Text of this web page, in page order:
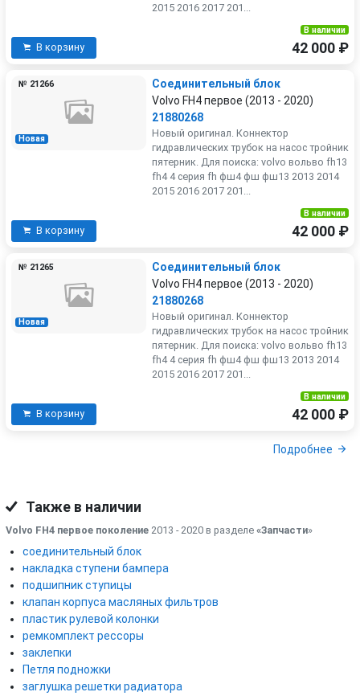
2015 2016 2017 201...
В корзину
В наличии
42 000 ₽
Новая
№ 21266
Соединительный блок
Volvo FH4 первое (2013 - 2020)
21880268
Новый оригинал. Коннектор
гидравлических трубок на насос тройник
пятерник. Для поиска: volvo вольво fh13
fh4 4 серия fh фш4 фш фш13 2013 2014
2015 2016 2017 201...
В корзину
В наличии
42 000 ₽
Новая
№ 21265
Соединительный блок
Volvo FH4 первое (2013 - 2020)
21880268
Новый оригинал. Коннектор
гидравлических трубок на насос тройник
пятерник. Для поиска: volvo вольво fh13
fh4 4 серия fh фш4 фш фш13 2013 2014
2015 2016 2017 201...
В корзину
В наличии
42 000 ₽
Подробнее
Также в наличии
Volvo FH4 первое поколение 2013 - 2020 в разделе «Запчасти»
соединительный блок
накладка ступени бампера
подшипник ступицы
клапан корпуса масляных фильтров
пластик рулевой колонки
ремкомплект рессоры
заклепки
Петля подножки
заглушка решетки радиатора